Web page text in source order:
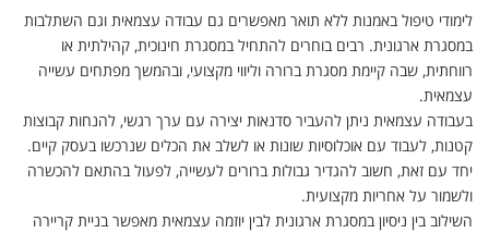
לימודי טיפול באמנות ללא תואר מאפשרים גם עבודה עצמאית וגם השתלבות
במסגרת ארגונית. רבים בוחרים להתחיל במסגרת חינוכית, קהילתית או
רווחתית, שבה קיימת מסגרת ברורה וליווי מקצועי, ובהמשך מפתחים עשייה
עצמאית.
בעבודה עצמאית ניתן להעביר סדנאות יצירה עם ערך רגשי, להנחות קבוצות
קטנות, לעבוד עם אוכלוסיות שונות או לשלב את הכלים שנרכשו בעסק קיים.
יחד עם זאת, חשוב להגדיר גבולות ברורים לעשייה, לפעול בהתאם להכשרה
ולשמור על אחריות מקצועית.
השילוב בין ניסיון במסגרת ארגונית לבין יוזמה עצמאית מאפשר בניית קריירה